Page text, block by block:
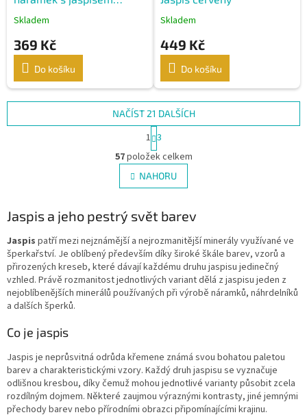
červeným
Skladem
369 Kč
Do košíku
Skladem
449 Kč
Do košíku
O
v
l
á
a
í
p
r
v
k
i
s
u
NAČÍST 21 DALŠÍCH
S
t
r
á
n
k
v
á
n
í
1 3
57položek celkem
NAHORU
Jaspis a jeho pestrý svět barev
Jaspis patří mezi nejznámější a nejrozmanitější minerály využívané ve
šperkařství. Je oblíbený především díky široké škále barev, vzorů a
přirozených kreseb, které dávají každému druhu jaspisu jedinečný
vzhled. Právě rozmanitost jednotlivých variant dělá z jaspisu jeden z
nejoblíbenějších minerálů používaných při výrobě náramků, náhrdelníků
a dalších šperků.
Co je jaspis
Jaspis je neprůsvitná odrůda křemene známá svou bohatou paletou
barev a charakteristickými vzory. Každý druh jaspisu se vyznačuje
odlišnou kresbou, díky čemuž mohou jednotlivé varianty působit zcela
rozdílným dojmem. Některé zaujmou výraznými kontrasty, jiné jemnými
přechody barev nebo přírodními obrazci připomínajícími krajinu.